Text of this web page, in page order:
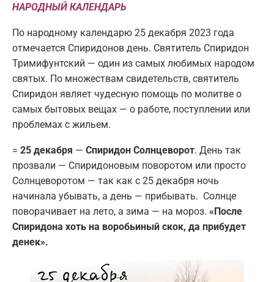
НАРОДНЫЙ КАЛЕНДАРЬ
По народному календарю 25 декабря 2023 года
отмечается Спиридонов день. Святитель Спиридон
Тримифунтский — один из самых любимых народом
святых. По множествам свидетельств, святитель
Спиридон являет чудесную помощь по молитве о
самых бытовых вещах — о работе, поступлении или
проблемах с жильем.
= 25 декабря — Спиридон Солнцеворот. День так
прозвали — Спиридоновым поворотом или просто
Солнцеворотом — так как с 25 декабря ночь
начинала убывать, а день — прибывать. Солнце
поворачивает на лето, а зима — на мороз. «После
Спиридона хоть на воробьиный скок, да прибудет
денек».